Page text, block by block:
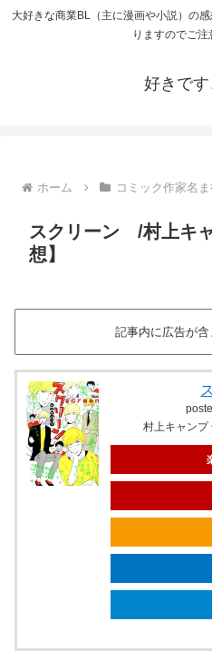
大好きな商業BL（主に漫画や小説）の
りますのでご注
好きです
ホーム コミック作家名
スクリーン /村上キ
想】
記事内に広告が含
村上キャンプ